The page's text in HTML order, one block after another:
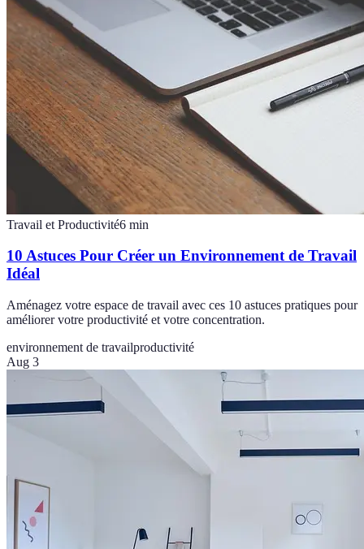
Travail et Productivité6 min
10 Astuces Pour Créer un Environnement de Travail
Idéal
Aménagez votre espace de travail avec ces 10 astuces pratiques pour
améliorer votre productivité et votre concentration.
environnement de travailproductivité
Aug 3